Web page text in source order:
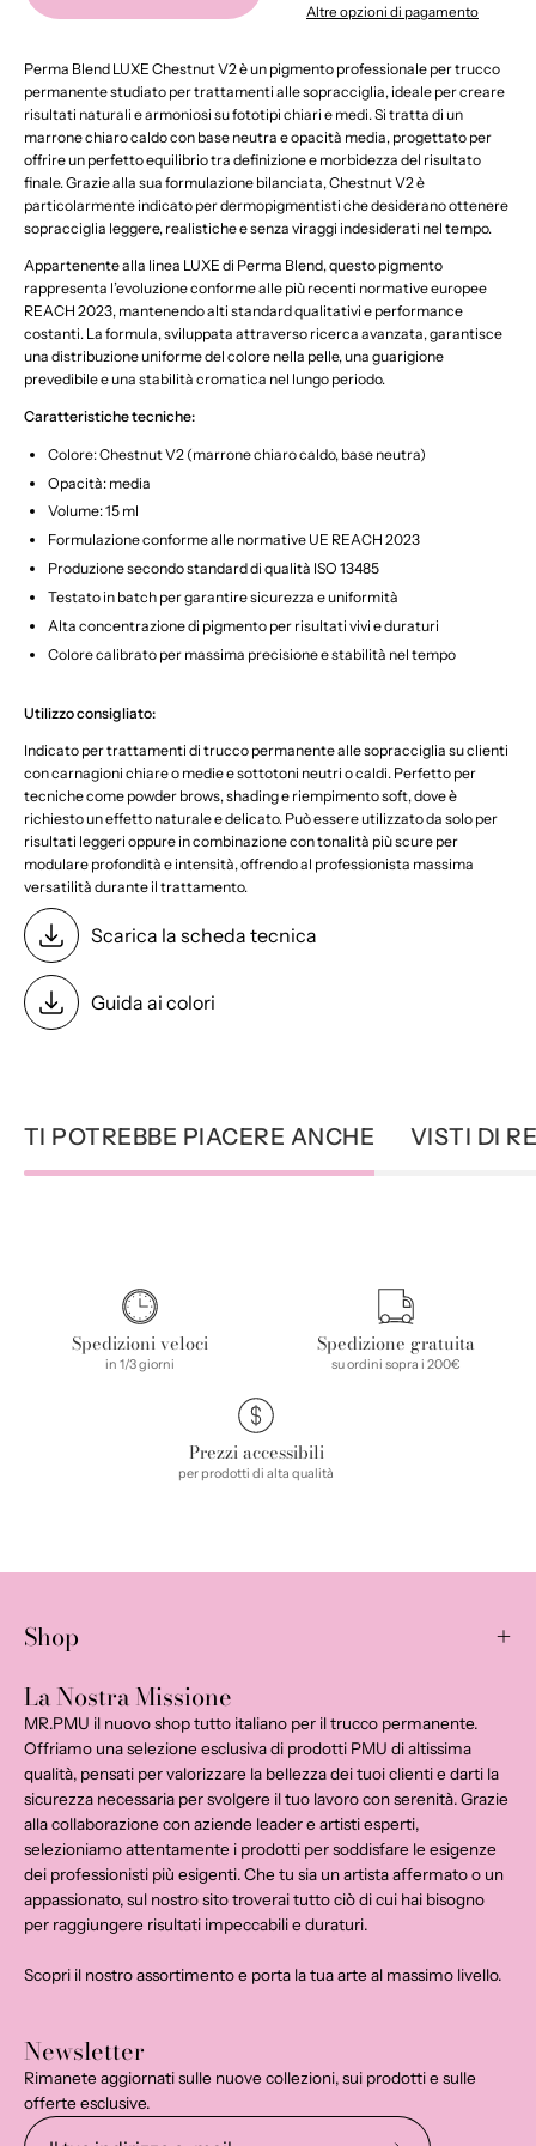
Altre opzioni di pagamento
Perma Blend LUXE Chestnut V2 è un pigmento professionale per trucco
permanente studiato per trattamenti alle sopracciglia, ideale per creare
risultati naturali e armoniosi su fototipi chiari e medi. Si tratta di un
marrone chiaro caldo con base neutra e opacità media, progettato per
offrire un perfetto equilibrio tra definizione e morbidezza del risultato
finale. Grazie alla sua formulazione bilanciata, Chestnut V2 è
particolarmente indicato per dermopigmentisti che desiderano ottenere
sopracciglia leggere, realistiche e senza viraggi indesiderati nel tempo.
Appartenente alla linea LUXE di Perma Blend, questo pigmento
rappresenta l’evoluzione conforme alle più recenti normative europee
REACH 2023, mantenendo alti standard qualitativi e performance
costanti. La formula, sviluppata attraverso ricerca avanzata, garantisce
una distribuzione uniforme del colore nella pelle, una guarigione
prevedibile e una stabilità cromatica nel lungo periodo.
Caratteristiche tecniche:
Colore: Chestnut V2 (marrone chiaro caldo, base neutra)
Opacità: media
Volume: 15 ml
Formulazione conforme alle normative UE REACH 2023
Produzione secondo standard di qualità ISO 13485
Testato in batch per garantire sicurezza e uniformità
Alta concentrazione di pigmento per risultati vivi e duraturi
Colore calibrato per massima precisione e stabilità nel tempo
Utilizzo consigliato:
Indicato per trattamenti di trucco permanente alle sopracciglia su clienti
con carnagioni chiare o medie e sottotoni neutri o caldi. Perfetto per
tecniche come powder brows, shading e riempimento soft, dove è
richiesto un effetto naturale e delicato. Può essere utilizzato da solo per
risultati leggeri oppure in combinazione con tonalità più scure per
modulare profondità e intensità, offrendo al professionista massima
versatilità durante il trattamento.
Scarica la scheda tecnica
Guida ai colori
TI POTREBBE PIACERE ANCHE VISTI DI
Spedizioni veloci
in 1/3 giorni
Spedizione gratuita
su ordini sopra i 200€
Prezzi accessibili
per prodotti di alta qualità
Shop
La Nostra Missione
MR.PMU il nuovo shop tutto italiano per il trucco permanente.
Offriamo una selezione esclusiva di prodotti PMU di altissima
qualità, pensati per valorizzare la bellezza dei tuoi clienti e darti la
sicurezza necessaria per svolgere il tuo lavoro con serenità. Grazie
alla collaborazione con aziende leader e artisti esperti,
selezioniamo attentamente i prodotti per soddisfare le esigenze
dei professionisti più esigenti. Che tu sia un artista affermato o un
appassionato, sul nostro sito troverai tutto ciò di cui hai bisogno
per raggiungere risultati impeccabili e duraturi.
Scopri il nostro assortimento e porta la tua arte al massimo livello.
Newsletter
Rimanete aggiornati sulle nuove collezioni, sui prodotti e sulle
offerte esclusive.